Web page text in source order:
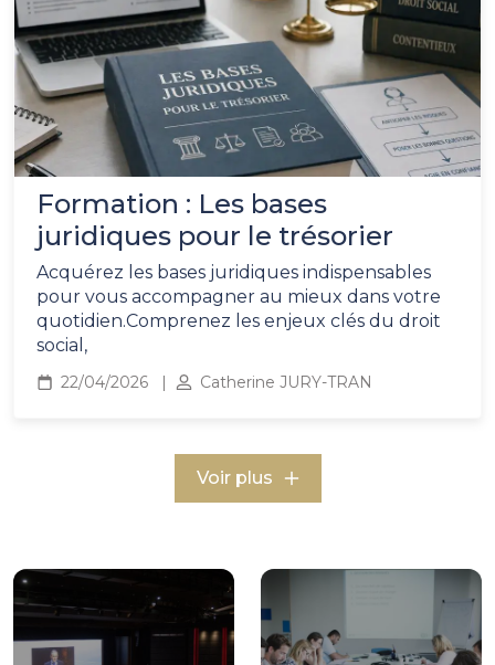
Formation : Les bases
juridiques pour le trésorier
Acquérez les bases juridiques indispensables
pour vous accompagner au mieux dans votre
quotidien.Comprenez les enjeux clés du droit
social,
22/04/2026 Catherine JURY-TRAN
Voir plus